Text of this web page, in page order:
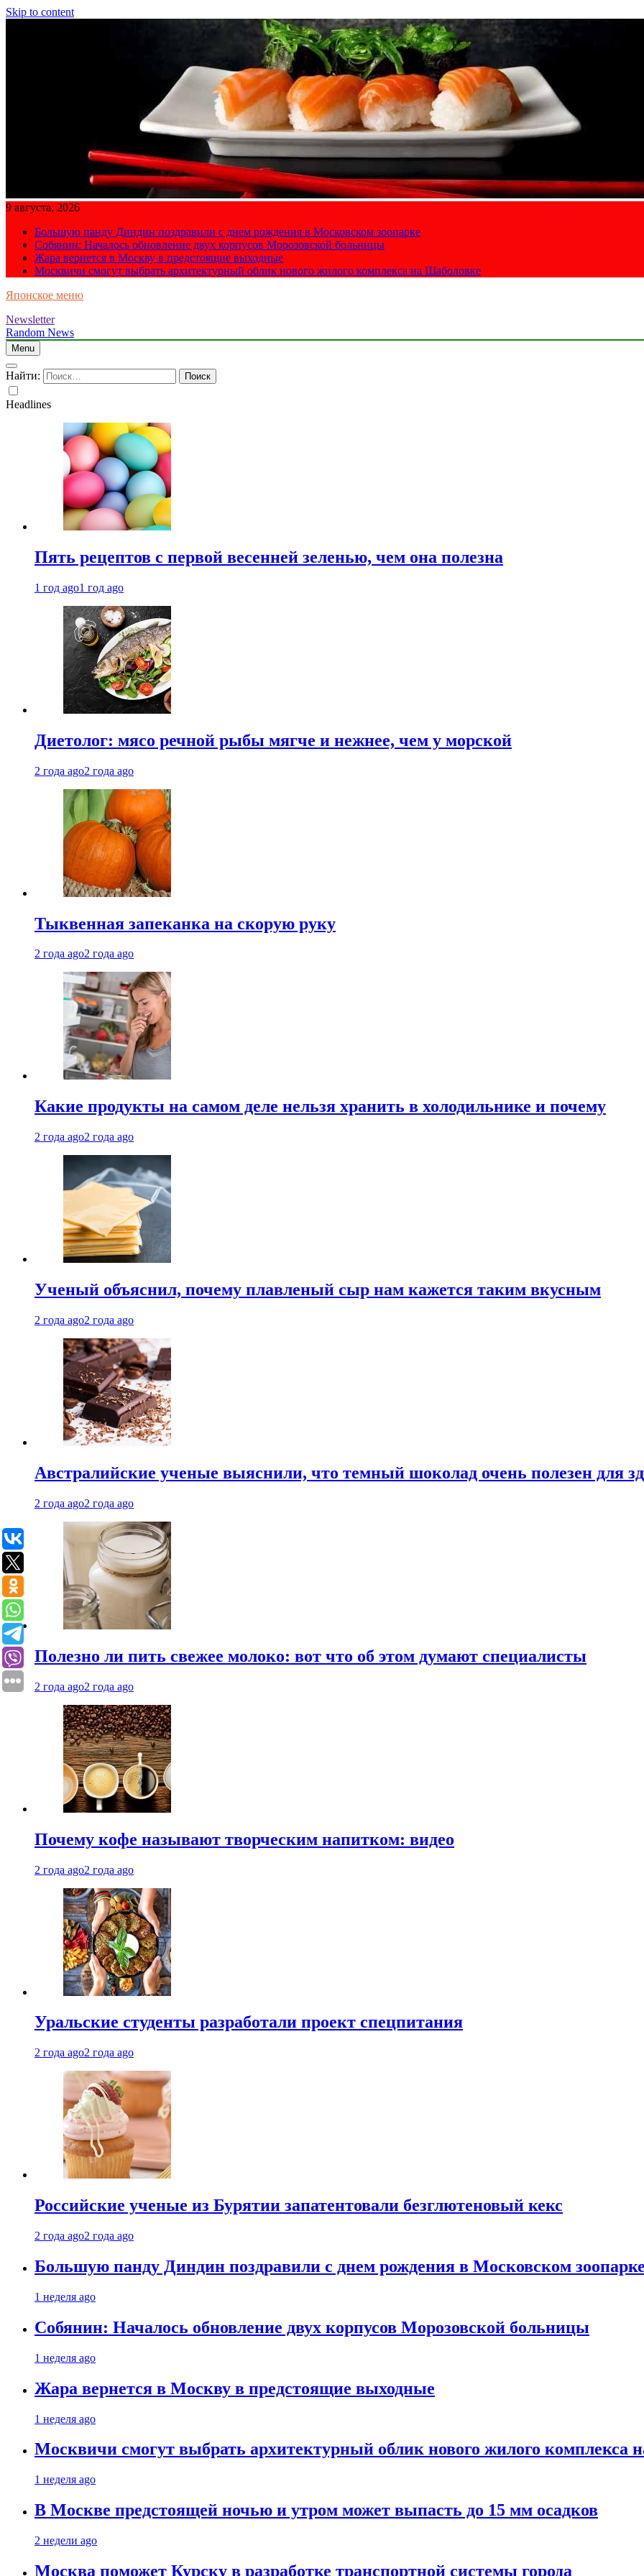
Skip to content
9 августа, 2026
Большую панду Диндин поздравили с днем рождения в Московском зоопарке
Собянин: Началось обновление двух корпусов Морозовской больницы
Жара вернется в Москву в предстоящие выходные
Москвичи смогут выбрать архитектурный облик нового жилого комплекса на Шаболовке
Японское меню
Newsletter
Random News
Menu
Найти:
Headlines
Пять рецептов с первой весенней зеленью, чем она полезна
1 год ago1 год ago
Диетолог: мясо речной рыбы мягче и нежнее, чем у морской
2 года ago2 года ago
Тыквенная запеканка на скорую руку
2 года ago2 года ago
Какие продукты на самом деле нельзя хранить в холодильнике и почему
2 года ago2 года ago
Ученый объяснил, почему плавленый сыр нам кажется таким вкусным
2 года ago2 года ago
Австралийские ученые выяснили, что темный шоколад очень полезен для
2 года ago2 года ago
Полезно ли пить свежее молоко: вот что об этом думают специалисты
2 года ago2 года ago
Почему кофе называют творческим напитком: видео
2 года ago2 года ago
Уральские студенты разработали проект спецпитания
2 года ago2 года ago
Российские ученые из Бурятии запатентовали безглютеновый кекс
2 года ago2 года ago
Большую панду Диндин поздравили с днем рождения в Московском зоопарке
1 неделя ago
Собянин: Началось обновление двух корпусов Морозовской больницы
1 неделя ago
Жара вернется в Москву в предстоящие выходные
1 неделя ago
Москвичи смогут выбрать архитектурный облик нового жилого комплекса
1 неделя ago
В Москве предстоящей ночью и утром может выпасть до 15 мм осадков
2 недели ago
Москва поможет Курску в разработке транспортной системы города